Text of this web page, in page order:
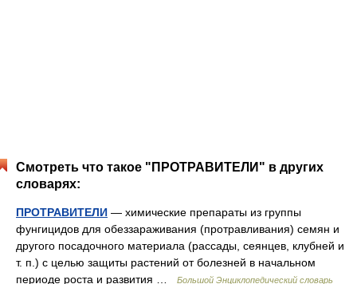
Смотреть что такое "ПРОТРАВИТЕЛИ" в других
словарях:
ПРОТРАВИТЕЛИ — химические препараты из группы
фунгицидов для обеззараживания (протравливания) семян и
другого посадочного материала (рассады, сеянцев, клубней и
т. п.) с целью защиты растений от болезней в начальном
периоде роста и развития …
Большой Энциклопедический словарь